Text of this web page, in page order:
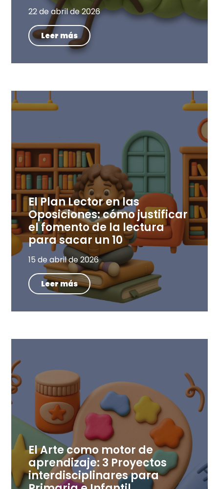
22 de abril de 2026
Leer más
El Plan Lector en las
Oposiciones: cómo justificar
el fomento de la lectura
para sacar un 10
15 de abril de 2026
Leer más
El Arte como motor de
aprendizaje: 3 Proyectos
interdisciplinares para